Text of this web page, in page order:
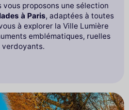
proposons une sélection
à Paris, adaptées à toutes
à explorer la Ville Lumière
emblématiques, ruelles
verdoyants.